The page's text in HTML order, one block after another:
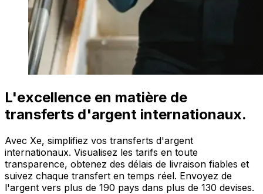
L'excellence en matière de
transferts d'argent internationaux.
Avec Xe, simplifiez vos transferts d'argent
internationaux. Visualisez les tarifs en toute
transparence, obtenez des délais de livraison fiables et
suivez chaque transfert en temps réel. Envoyez de
l'argent vers plus de 190 pays dans plus de 130 devises.